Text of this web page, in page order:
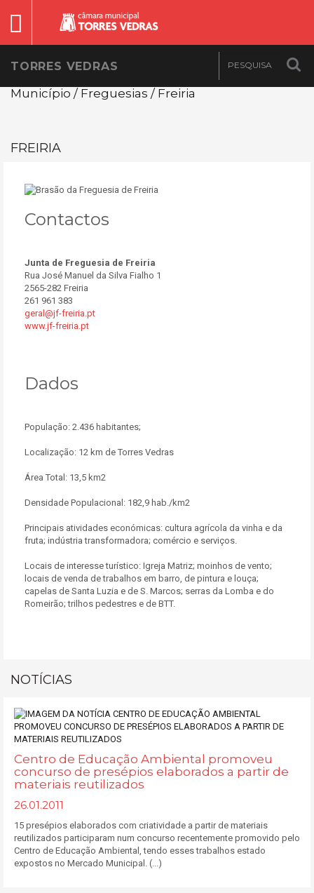
TORRES VEDRAS
Município / Freguesias / Freiria
FREIRIA
Contactos
Junta de Freguesia de Freiria
Rua José Manuel da Silva Fialho 1
2565-282 Freiria
261 961 383
geral@jf-freiria.pt
www.jf-freiria.pt
Dados
População: 2.436 habitantes;
Localização: 12 km de Torres Vedras
Área Total: 13,5 km2
Densidade Populacional: 182,9 hab./km2
Principais atividades económicas: cultura agrícola da vinha e da
fruta; indústria transformadora; comércio e serviços.
Locais de interesse turístico: Igreja Matriz; moinhos de vento;
locais de venda de trabalhos em barro, de pintura e louça;
capelas de Santa Luzia e de S. Marcos; serras da Lomba e do
Romeirão; trilhos pedestres e de BTT.
NOTÍCIAS
Centro de Educação Ambiental promoveu
concurso de presépios elaborados a partir de
materiais reutilizados
26.01.2011
15 presépios elaborados com criatividade a partir de materiais
reutilizados participaram num concurso recentemente promovido pelo
Centro de Educação Ambiental, tendo esses trabalhos estado
expostos no Mercado Municipal. (...)